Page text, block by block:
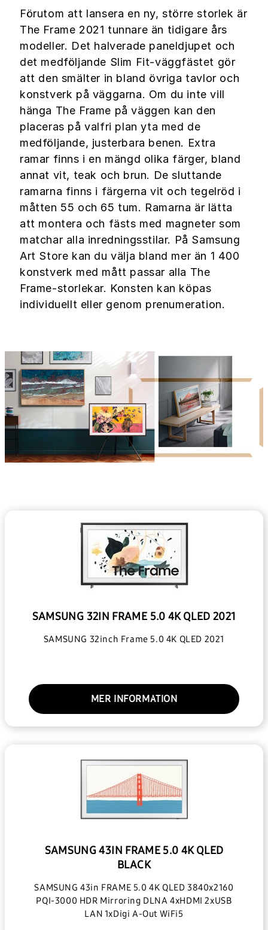
Förutom att lansera en ny, större storlek är
The Frame 2021 tunnare än tidigare års
modeller. Det halverade paneldjupet och
det medföljande Slim Fit-väggfästet gör
att den smälter in bland övriga tavlor och
konstverk på väggarna. Om du inte vill
hänga The Frame på väggen kan den
placeras på valfri plan yta med de
medföljande, justerbara benen. Extra
ramar finns i en mängd olika färger, bland
annat vit, teak och brun. De sluttande
ramarna finns i färgerna vit och tegelröd i
måtten 55 och 65 tum. Ramarna är lätta
att montera och fästs med magneter som
matchar alla inredningsstilar. På Samsung
Art Store kan du välja bland mer än 1 400
konstverk med mått passar alla The
Frame-storlekar. Konsten kan köpas
individuellt eller genom prenumeration.
SAMSUNG 32IN FRAME 5.0 4K QLED 2021
SAMSUNG 32inch Frame 5.0 4K QLED 2021
MER INFORMATION
SAMSUNG 43IN FRAME 5.0 4K QLED
BLACK
SAMSUNG 43in FRAME 5.0 4K QLED 3840x2160
PQI-3000 HDR Mirroring DLNA 4xHDMI 2xUSB
LAN 1xDigi A-Out WiFi5